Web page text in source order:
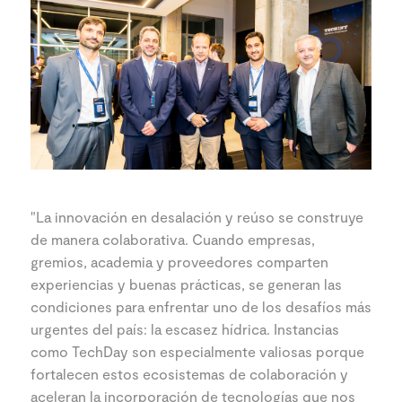
"La innovación en desalación y reúso se construye
de manera colaborativa. Cuando empresas,
gremios, academia y proveedores comparten
experiencias y buenas prácticas, se generan las
condiciones para enfrentar uno de los desafíos más
urgentes del país: la escasez hídrica. Instancias
como TechDay son especialmente valiosas porque
fortalecen estos ecosistemas de colaboración y
aceleran la incorporación de tecnologías que nos